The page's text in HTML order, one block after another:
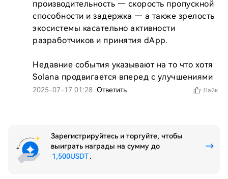
производительность — скорость пропускной
способности и задержка — а также зрелость
экосистемы касательно активности
разработчиков и принятия dApp.
Недавние события указывают на то что хотя
Solana продвигается вперед с улучшениями
2025-07-17 01:28 Ответить Лайк
Зарегистрируйтесь и торгуйте, чтобы
выиграть награды на сумму до
1,500USDT.